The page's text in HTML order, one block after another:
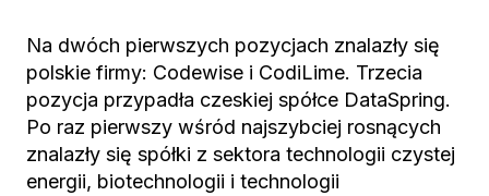
Na dwóch pierwszych pozycjach znalazły się
polskie firmy: Codewise i CodiLime. Trzecia
pozycja przypadła czeskiej spółce DataSpring.
Po raz pierwszy wśród najszybciej rosnących
znalazły się spółki z sektora technologii czystej
energii, biotechnologii i technologii